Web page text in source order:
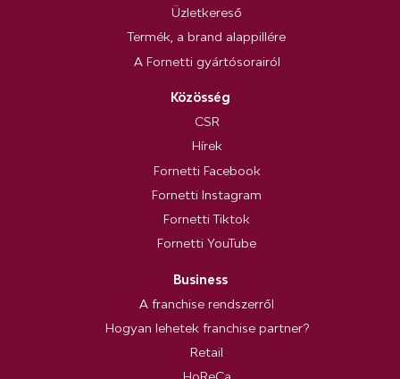
Üzletkereső
Termék, a brand alappillére
A Fornetti gyártósorairól
Közösség
CSR
Hírek
Fornetti Facebook
Fornetti Instagram
Fornetti Tiktok
Fornetti YouTube
Business
A franchise rendszerről
Hogyan lehetek franchise partner?
Retail